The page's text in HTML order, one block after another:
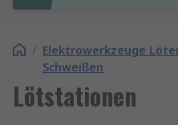
/ Elektrowerkzeuge
Schweißen
Lötstationen